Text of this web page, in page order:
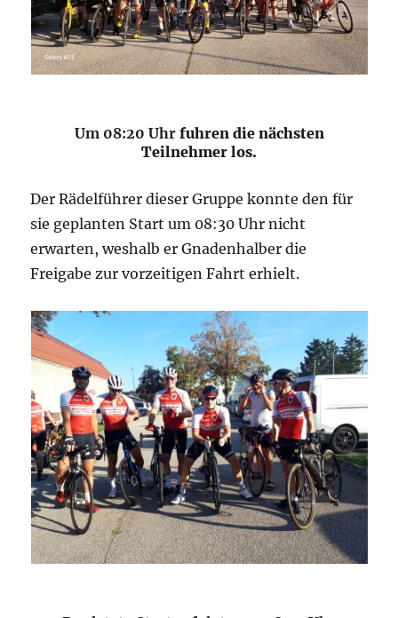
Um 08:20 Uhrfuhren die nächsten
Teilnehmer los.
Der Rädelführer dieser Gruppe konnte den für
sie geplanten Start um 08:30 Uhr nicht
erwarten, weshalb er Gnadenhalber die
Freigabe zur vorzeitigen Fahrt erhielt.